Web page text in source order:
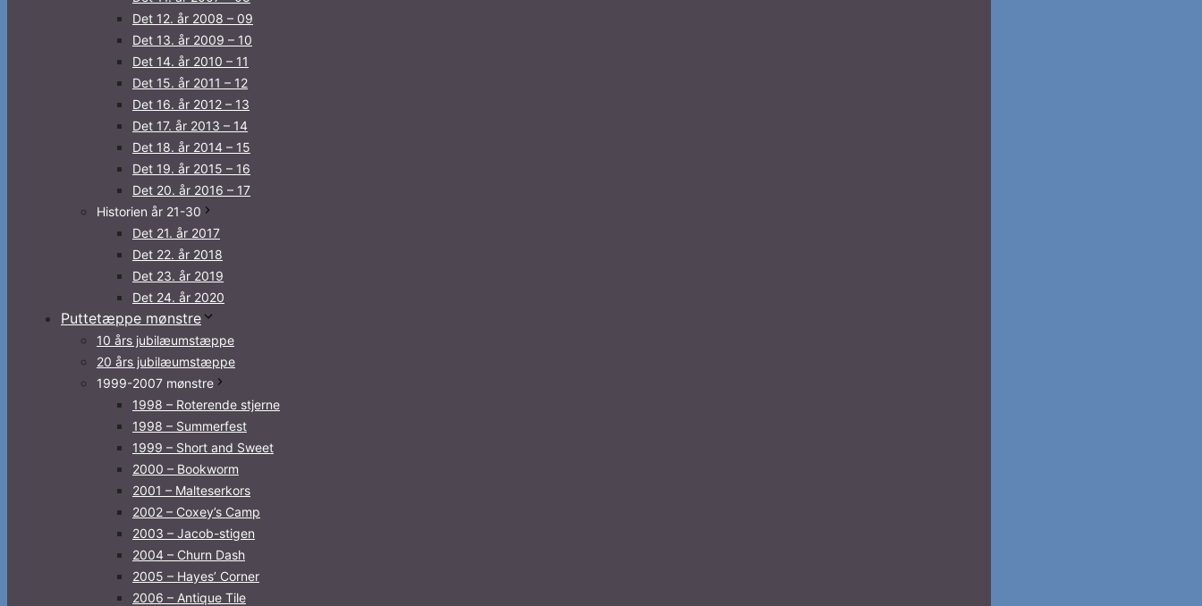
Det 12. år 2008 – 09
Det 13. år 2009 – 10
Det 14. år 2010 – 11
Det 15. år 2011 – 12
Det 16. år 2012 – 13
Det 17. år 2013 – 14
Det 18. år 2014 – 15
Det 19. år 2015 – 16
Det 20. år 2016 – 17
Historien år 21-30
Det 21. år 2017
Det 22. år 2018
Det 23. år 2019
Det 24. år 2020
Puttetæppe mønstre
10 års jubilæumstæppe
20 års jubilæumstæppe
1999-2007 mønstre
1998 – Roterende stjerne
1998 – Summerfest
1999 – Short and Sweet
2000 – Bookworm
2001 – Malteserkors
2002 – Coxey’s Camp
2003 – Jacob-stigen
2004 – Churn Dash
2005 – Hayes’ Corner
2006 – Antique Tile